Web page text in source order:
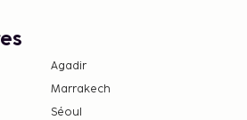
Agadir
Marrakech
Séoul